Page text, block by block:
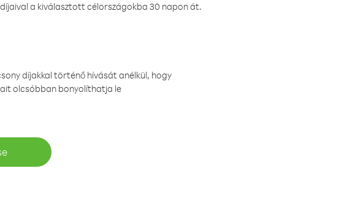
a kiválasztott célországokba 30 napon át.
díjakkal történő hívását anélkül, hogy
olcsóbban bonyolíthatja le